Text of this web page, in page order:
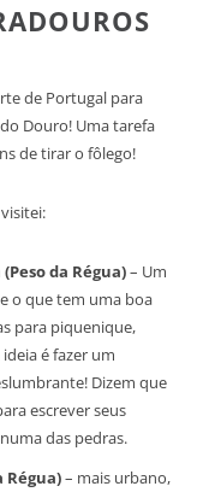
de Portugal para
Douro! Uma tarefa
de tirar o fôlego!
da Régua)– Um
o que tem uma boa
para piquenique,
é fazer um
Dizem que
escrever seus
das pedras.
Régua)– mais urbano,